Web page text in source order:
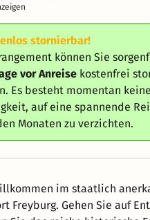
stornierbar!
können Sie
vor Anreise kostenfrei
Es besteht momentan keine
auf eine spannende
Monaten zu verzichten.
im staatlich
Freyburg. Gehen Sie auf